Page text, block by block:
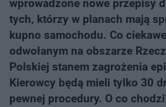
wprowadzone nowe przepisy
tych, którzy w planach mają
kupno samochodu. Co
odwołanym na obszarze
Polskiej stanem zagrożenia
Kierowcy będą mieli tylko 30
pewnej procedury. O co